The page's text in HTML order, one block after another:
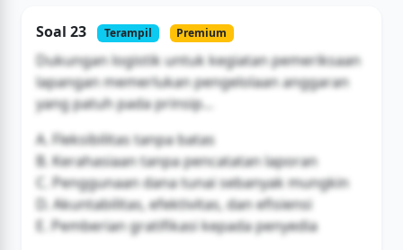
Buka Akses
Soal 23 Terampil Premium
Dukungan logistik untuk kegiatan pemeriksaan
lapangan memerlukan pengelolaan anggaran
yang patuh pada prinsip...
A. Fleksibilitas tanpa batas
B. Kerahasiaan tanpa pencatatan laporan
C. Penggunaan dana tunai sebanyak mungkin
D. Akuntabilitas, efektivitas, dan efisiensi
E. Pemberian gratifikasi kepada penyedia